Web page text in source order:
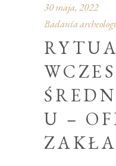
30 maja, 2022
Badania
U –